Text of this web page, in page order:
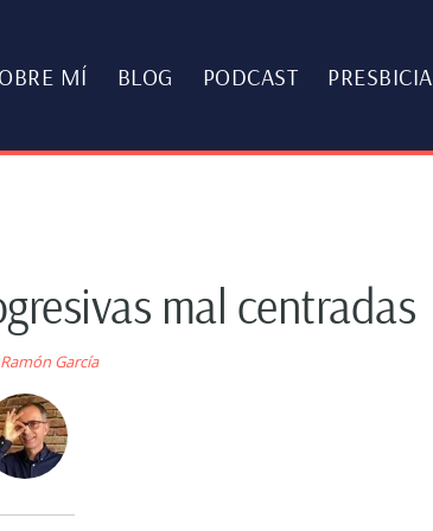
MÍ BLOG PODCAST PRESBICIA
mal centradas
Ramón García